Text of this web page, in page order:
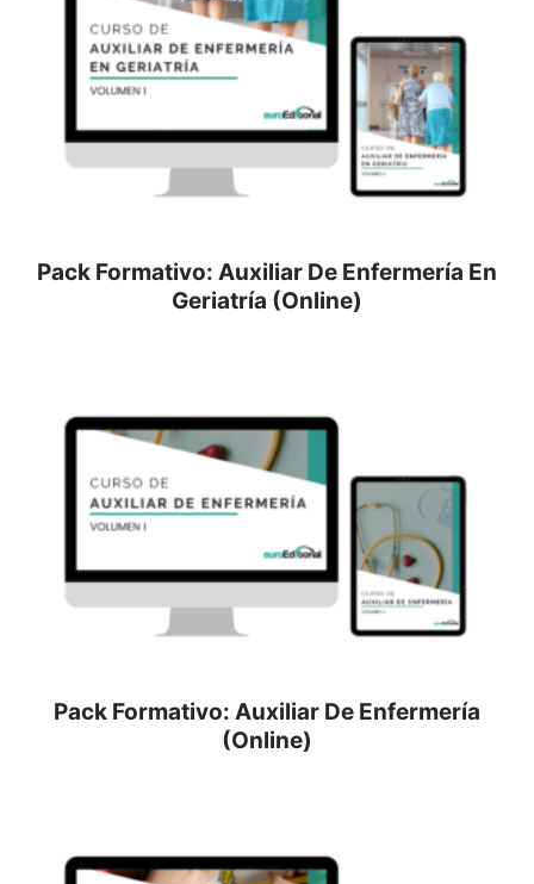
Pack Formativo: Auxiliar De Enfermería En
Geriatría (Online)
Pack Formativo: Auxiliar De Enfermería
(Online)